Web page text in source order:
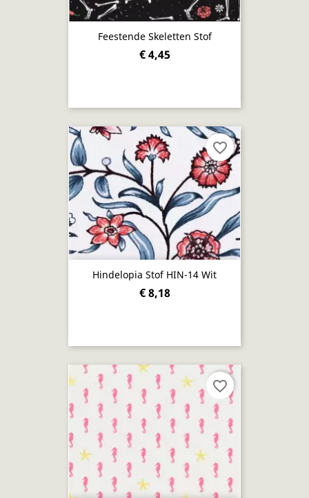
Feestende Skeletten Stof
€ 4,45
Hindelopia Stof HIN-14 Wit
€ 8,18
favorite_border
favorite_border